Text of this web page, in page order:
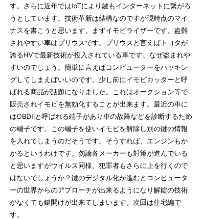
す。さらに近年ではIoTにより鍵もインターネットに繋がろ
うとしています。技術革新は結構なのですが現時点のマイ
ナスを書こうと思います。まずイモビライザーです。盗難
されやすい車はプリウスです。プリウスと言えばトヨタが
誇るHVで最新技術が投入されている車です。なぜ盗まれや
すいのでしょう。簡単に言えばコンピューターをハッキン
グしてしまえばいいのです。少し前にイモビカッターと呼
ばれる商品が話題になりました。これはオークション等で
販売されイモビを無効化することが出来ます。最近の車に
はOBDⅡと呼ばれる端子があり車の故障などを診断するため
の端子です。この端子を使いイモビを解除し別の鍵の情報
を入れてしまうのだそうです。そうすれば、エンジンもか
かるというわけです。勿論各メーカーも対策が進んでいる
と思いますがウイルス同様、犯罪者もさらに上を行くので
はないでしょうか？鍵のデジタル化が進むとコンピュータ
ーの世界からのアプローチが出来るようになり解錠の技術
がなくても鍵開けが出来てしまいます。次回は住宅編で
す。